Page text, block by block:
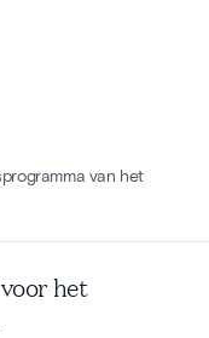
van het
het